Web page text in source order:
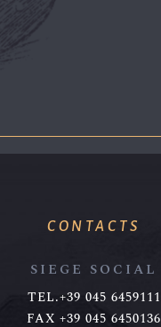
CONTACTS
SIEGE SOCIAL
TEL.+39 045 6459111
FAX +39 045 6450136